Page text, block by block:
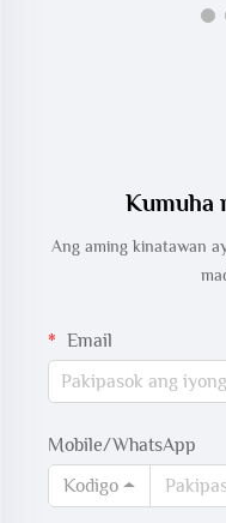
Kumuha
Ang aming kinatawan
Email
Mobile/WhatsApp
Kodigo